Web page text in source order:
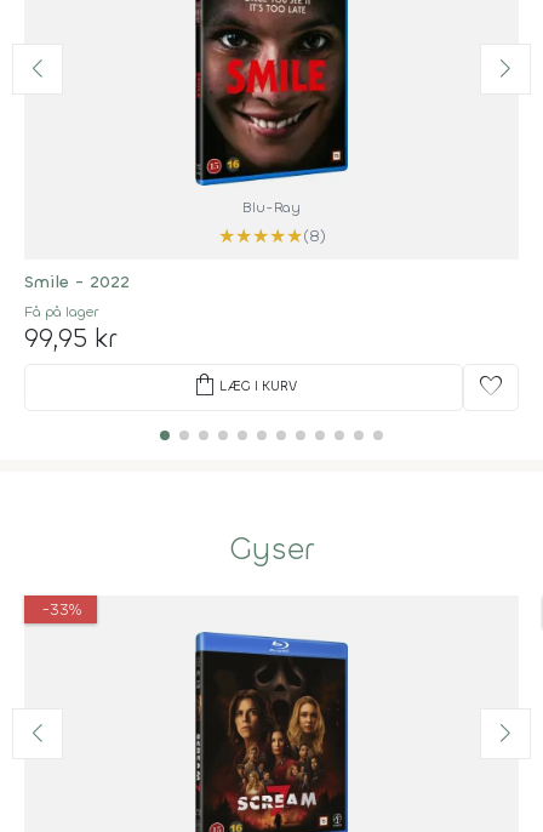
Blu-Ray
★★★★★(8)
Smile - 2022
Få på lager
99,95 kr
shopping_bag LÆG I KURV favorite
Gyser
-33%